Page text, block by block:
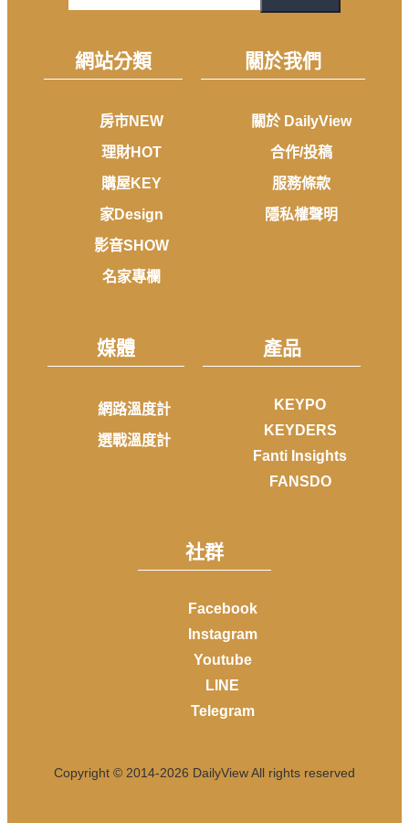
網站分類
房市NEW
理財HOT
購屋KEY
家Design
影音SHOW
名家專欄
關於我們
關於 DailyView
合作/投稿
服務條款
隱私權聲明
媒體
網路溫度計
選戰溫度計
產品
KEYPO
KEYDERS
Fanti Insights
FANSDO
社群
Facebook
Instagram
Youtube
LINE
Telegram
Copyright © 2014-2026 DailyView All rights reserved